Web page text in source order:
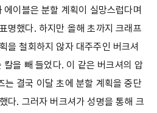
이블은 분할 계획이 실망스럽다며
명했다. 하지만 올해 초까지 크래프
을 철회하지 않자 대주주인 버크셔
을 빼 들었다. 이 같은 버크셔의 압
는 결국 이달 초에 분할 계획을 중단
다. 그러자 버크셔가 성명을 통해 크